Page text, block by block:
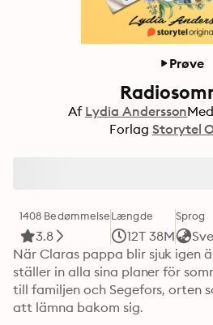
Prøve
Af Lydia AnderssonMed
Forlag Storytel
1408 Bedømmelse
3.8
Længde
12T 38M
Sprog
När Claras pappa blir sjuk igen
ställer in alla sina planer för
till familjen och Segefors, orten
att lämna bakom sig.